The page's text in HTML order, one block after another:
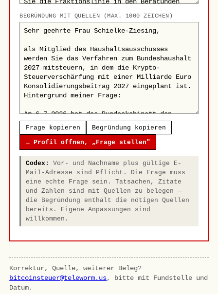
BEGRÜNDUNG MIT QUELLEN (MAX. 1000 ZEICHEN)
Frage kopieren Begründung kopieren
→ Profil öffnen, „Frage stellen"
Codex:
Vor- und Nachname plus gültige E-
Mail-Adresse sind Pflicht. Die Frage muss
eine echte Frage sein. Tatsachen, Zitate
und Zahlen sind mit Quellen zu belegen —
die Begründung enthält die nötigen Quellen
bereits. Eigene Anpassungen sind
willkommen.
Korrektur, Quelle, weiterer Beleg?
bitcoinsteuer@teleworm.us, bitte mit Fundstelle und
Datum.